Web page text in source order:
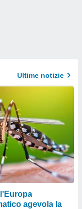
Ultime notizie
agevola la